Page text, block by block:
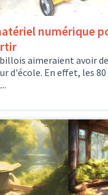
numérique
aimeraient avoir
d'école. En effet, les 80